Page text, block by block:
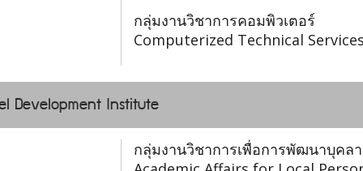
กลุ่มงานวิชาการคอมพิวเตอร์
Computerized Technical
Development Institute
กลุ่มงานวิชาการเพื่อการพัฒนาบุคล